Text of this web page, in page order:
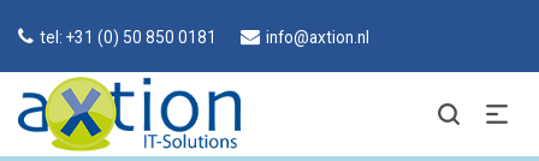
tel: +31 (0) 50 850 0181 info@axtion.nl